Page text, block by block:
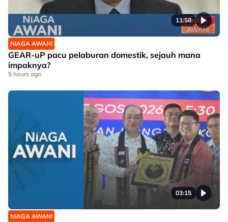
11:58
NIAGA AWANI
GEAR-uP pacu pelaburan domestik, sejauh mana
impaknya?
5 hours ago
03:15
NIAGA AWANI